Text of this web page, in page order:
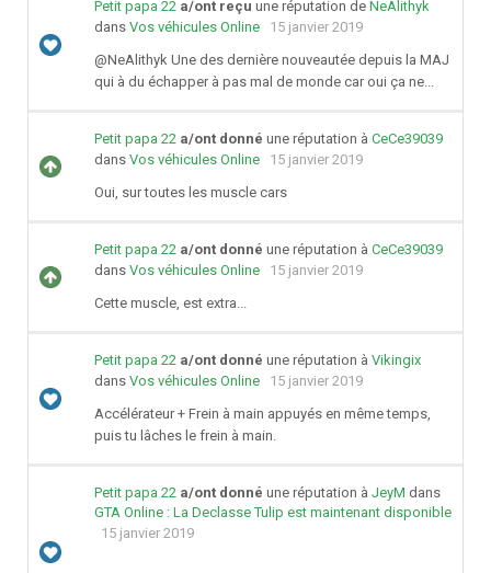
Petit papa 22 a/ont reçu une réputation de NeAlithyk
dans Vos véhicules Online
15 janvier 2019
@NeAlithyk Une des dernière nouveautée depuis la MAJ
qui à du échapper à pas mal de monde car oui ça ne...
Petit papa 22 a/ont donné une réputation à CeCe39039
dans Vos véhicules Online
15 janvier 2019
Oui, sur toutes les muscle cars
Petit papa 22 a/ont donné une réputation à CeCe39039
dans Vos véhicules Online
15 janvier 2019
Cette muscle, est extra...
Petit papa 22 a/ont donné une réputation à Vikingix
dans Vos véhicules Online
15 janvier 2019
Accélérateur + Frein à main appuyés en même temps,
puis tu lâches le frein à main.
Petit papa 22 a/ont donné une réputation à JeyM dans
GTA Online : La Declasse Tulip est maintenant disponible
15 janvier 2019